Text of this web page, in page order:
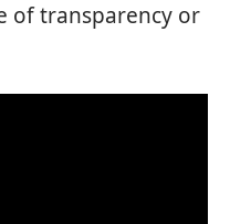
of transparency or